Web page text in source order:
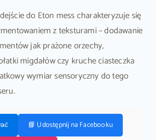
do Eton mess charakteryzuje się
z teksturami – dodawanie
jak prażone orzechy,
migdałów czy kruche ciasteczka
wymiar sensoryczny do tego
📘 Udostępnij na Facebooku